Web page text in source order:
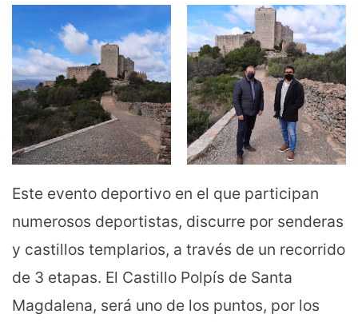
Este evento deportivo en el que participan
numerosos deportistas, discurre por senderas
y castillos templarios, a través de un recorrido
de 3 etapas. El Castillo Polpís de Santa
Magdalena, será uno de los puntos, por los